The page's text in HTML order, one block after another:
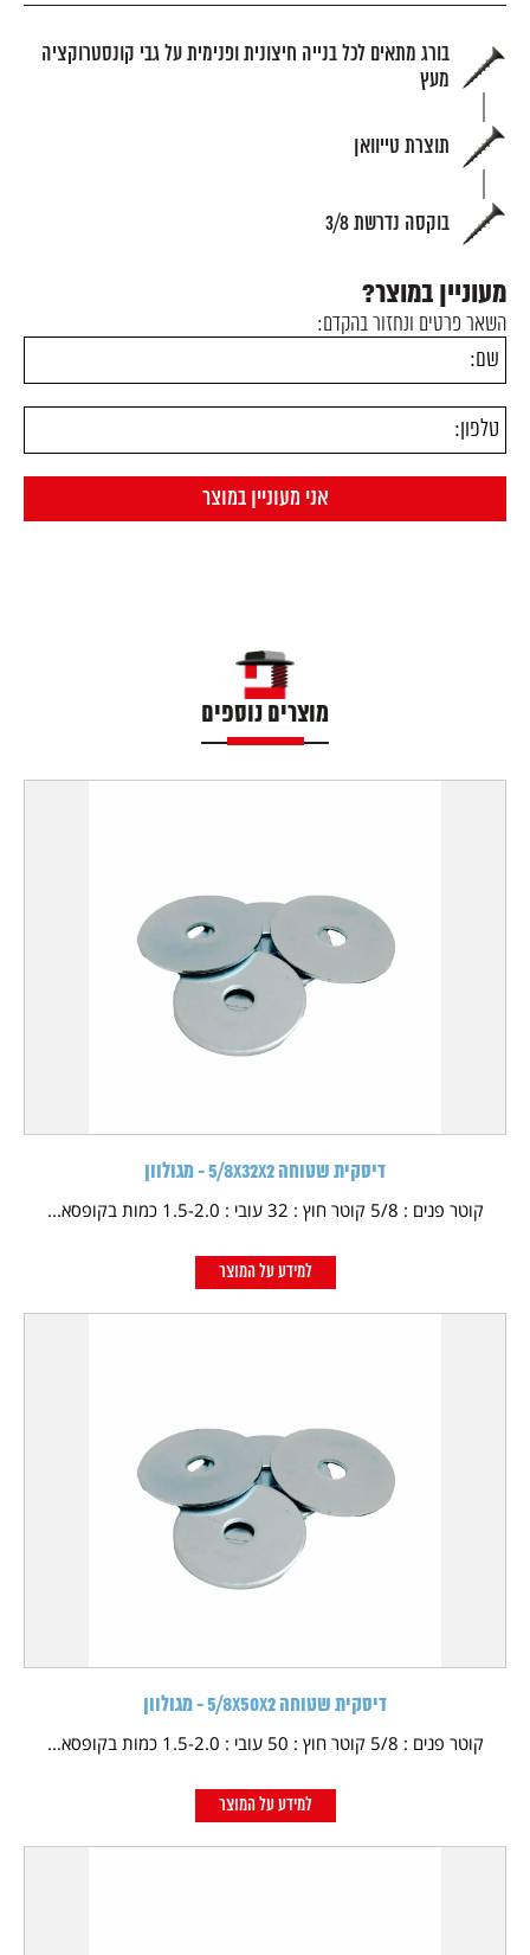
בורג מתאים לכל בנייה חיצונית ופנימית על גבי קונסטרוקציה
מעץ
תוצרת טייוואן
בוקסה נדרשת 3/8
מעוניין במוצר?
השאר פרטים ונחזור בהקדם:
מוצרים נוספים
דיסקית שטוחה 5/8X32X2 - מגולוון
קוטר פנים : 5/8 קוטר חוץ : 32 עובי : 1.5-2.0 כמות בקופסא...
למידע על המוצר
דיסקית שטוחה 5/8X50X2 - מגולוון
קוטר פנים : 5/8 קוטר חוץ : 50 עובי : 1.5-2.0 כמות בקופסא...
למידע על המוצר